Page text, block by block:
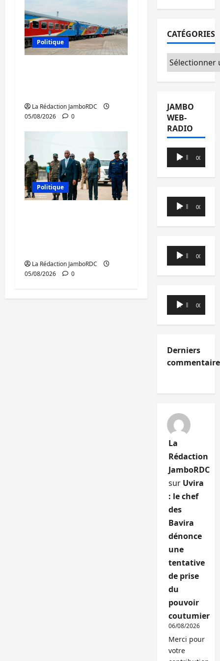
Politique
La Rédaction JamboRDC
05/08/2026
0
Politique
La Rédaction JamboRDC
05/08/2026
0
CATÉGORIES
Catégories
JAMBO
WEB-
RADIO
Lecteur
audio
00:00 00:00
Lecteur
audio
00:00 00:00
Lecteur
audio
00:00 00:00
Lecteur
audio
00:00 00:00
Derniers
La
Rédaction
JamboRDC
sur Uvira
: le chef
des
Bavira
dénonce
une
tentative
de prise
du
pouvoir
coutumier
06/08/2026
Merci pour
votre